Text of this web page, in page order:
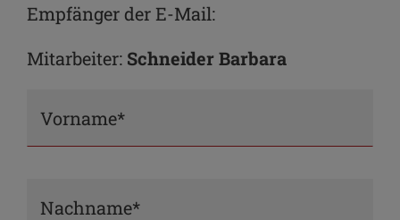
Empfänger der E-Mail:
Mitarbeiter: Schneider Barbara
Vorname*
Nachname*